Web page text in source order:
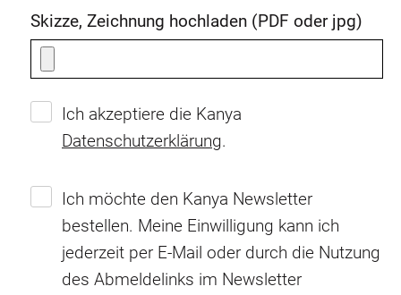
Skizze, Zeichnung hochladen (PDF oder jpg)
Ich akzeptiere die Kanya
Datenschutzerklärung.
Ich möchte den Kanya Newsletter
bestellen. Meine Einwilligung kann ich
jederzeit per E-Mail oder durch die Nutzung
des Abmeldelinks im Newsletter